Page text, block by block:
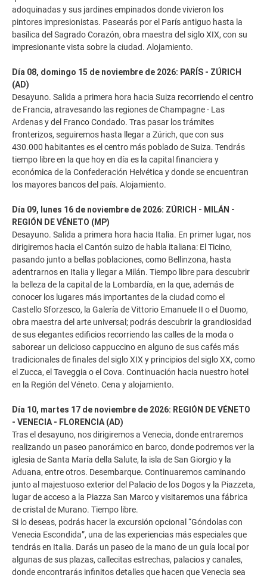
adoquinadas y sus jardines empinados donde vivieron los
pintores impresionistas. Pasearás por el París antiguo hasta la
basílica del Sagrado Corazón, obra maestra del siglo XIX, con su
impresionante vista sobre la ciudad. Alojamiento.
Día 08, domingo 15 de noviembre de 2026: PARÍS - ZÚRICH
(AD)
Desayuno. Salida a primera hora hacia Suiza recorriendo el centro
de Francia, atravesando las regiones de Champagne - Las
Ardenas y del Franco Condado. Tras pasar los trámites
fronterizos, seguiremos hasta llegar a Zúrich, que con sus
430.000 habitantes es el centro más poblado de Suiza. Tendrás
tiempo libre en la que hoy en día es la capital financiera y
económica de la Confederación Helvética y donde se encuentran
los mayores bancos del país. Alojamiento.
Día 09, lunes 16 de noviembre de 2026: ZÚRICH - MILÁN -
REGIÓN DE VÉNETO (MP)
Desayuno. Salida a primera hora hacia Italia. En primer lugar, nos
dirigiremos hacia el Cantón suizo de habla italiana: El Ticino,
pasando junto a bellas poblaciones, como Bellinzona, hasta
adentrarnos en Italia y llegar a Milán. Tiempo libre para descubrir
la belleza de la capital de la Lombardía, en la que, además de
conocer los lugares más importantes de la ciudad como el
Castello Sforzesco, la Galería de Vittorio Emanuele II o el Duomo,
obra maestra del arte universal; podrás descubrir la grandiosidad
de sus elegantes edificios recorriendo las calles de la moda o
saborear un delicioso cappuccino en alguno de sus cafés más
tradicionales de finales del siglo XIX y principios del siglo XX, como
el Zucca, el Taveggia o el Cova. Continuación hacia nuestro hotel
en la Región del Véneto. Cena y alojamiento.
Día 10, martes 17 de noviembre de 2026: REGIÓN DE VÉNETO
- VENECIA - FLORENCIA (AD)
Tras el desayuno, nos dirigiremos a Venecia, donde entraremos
realizando un paseo panorámico en barco, donde podremos ver la
iglesia de Santa María della Salute, la isla de San Giorgio y la
Aduana, entre otros. Desembarque. Continuaremos caminando
junto al majestuoso exterior del Palacio de los Dogos y la Piazzeta,
lugar de acceso a la Piazza San Marco y visitaremos una fábrica
de cristal de Murano. Tiempo libre.
Si lo deseas, podrás hacer la excursión opcional “Góndolas con
Venecia Escondida”, una de las experiencias más especiales que
tendrás en Italia. Darás un paseo de la mano de un guía local por
algunas de sus plazas, callecitas estrechas, palacios y canales,
donde encontrarás infinitos detalles que hacen que Venecia sea